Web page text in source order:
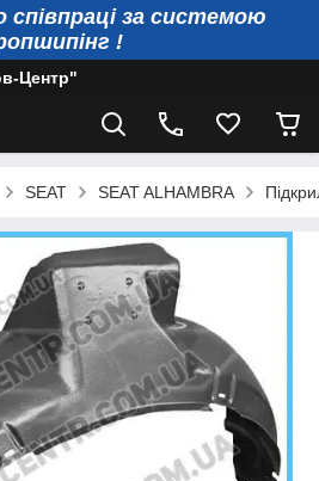
за системою
!
Центр"
SEAT SEAT ALHAMBRA